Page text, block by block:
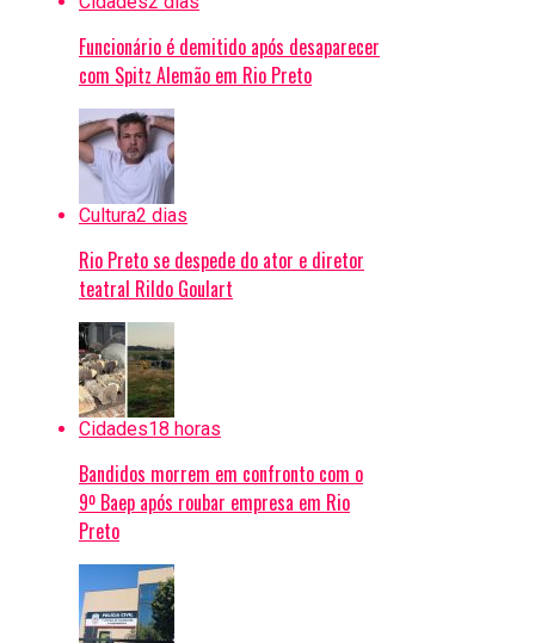
Funcionário é demitido após desaparecer
com Spitz Alemão em Rio Preto
Cultura2 dias
Rio Preto se despede do ator e diretor
teatral Rildo Goulart
Cidades18 horas
Bandidos morrem em confronto com o
9º Baep após roubar empresa em Rio
Preto